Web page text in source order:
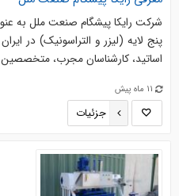
شرکت رایکا پیشگام صنعت ملل به
پنج لایه (لیزر و التراسونیک) در
اساتید، کارشناسان مجرب،
11 ماه پیش
جزئیات